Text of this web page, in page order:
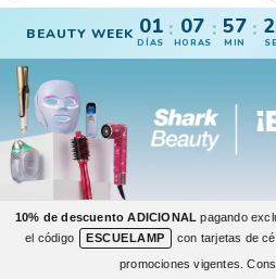
BEAUTY WEEK 01
DÍAS
: 07
HORAS
: 57
MIN
:
10% de descuento ADICIONAL pagando
el código
ESCUELAMP
con tarjetas de
promociones vigentes.